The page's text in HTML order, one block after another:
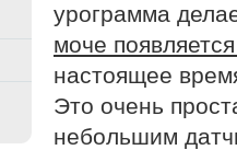
урограмма
моче
настоящее
Это очень
небольшим